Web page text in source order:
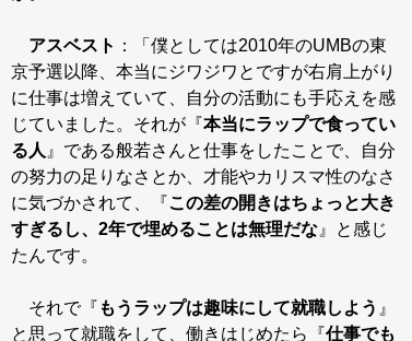
アスベスト ：「僕としては2010年のUMBの東
京予選以降、本当にジワジワとですが右肩上がり
に仕事は増えていて、自分の活動にも手応えを感
じていました。それが『本当にラップで食ってい
る人 』である般若さんと仕事をしたことで、自分
の努力の足りなさとか、才能やカリスマ性のなさ
に気づかされて、『この差の開きはちょっと大き
すぎるし、2年で埋めることは無理だな 』と感じ
たんです。
それで『 もうラップは趣味にして就職しよう 』
と思って就職をして、働きはじめたら『仕事でも